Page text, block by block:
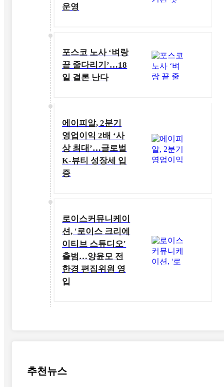
운영
포스코 노사 ‘벼랑
끝 줄다리기’…18
일 결론 난다
에이피알, 2분기
영업이익 2배 ‘사
상 최대’…글로벌
K-뷰티 성장세 입
증
로이스커뮤니케이
션, '로이스 크리에
이티브 스튜디오'
출범…양윤모 전
한경 편집위원 영
입
추천뉴스